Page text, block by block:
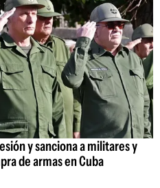
y sanciona a militares y
de armas en Cuba